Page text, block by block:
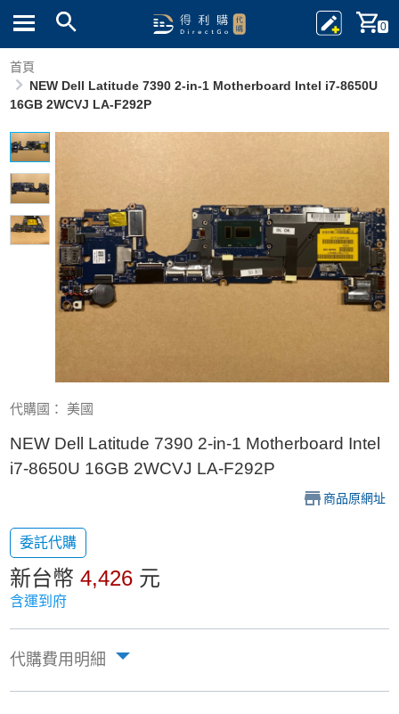
0
首頁
NEW Dell Latitude 7390 2-in-1 Motherboard Intel i7-8650U
16GB 2WCVJ LA-F292P
代購國： 美國
NEW Dell Latitude 7390 2-in-1 Motherboard Intel
i7-8650U 16GB 2WCVJ LA-F292P
商品原網址
委託代購
新台幣4,426 元
含運到府
代購費用明細